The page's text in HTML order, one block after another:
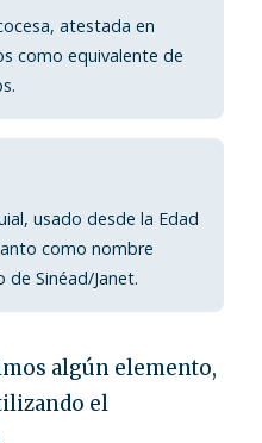
atestada en
como equivalente de
usado desde la Edad
como nombre
Sinéad/Janet.
algún elemento,
el